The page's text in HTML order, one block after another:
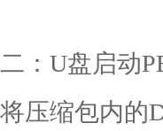
二：U盘启动
将压缩包内的